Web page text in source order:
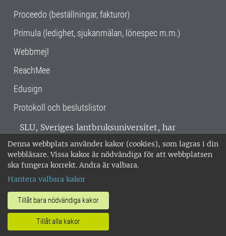
Denna webbplats använder kakor (cookies), som lagras i din
webbläsare. Vissa kakor är nödvändiga för att webbplatsen
ska fungera korrekt. Andra är valbara.
Hantera valbara kakor
Tillåt bara nödvändiga kakor
Tillåt alla kakor
Proceedo (beställningar, fakturor)
Primula (ledighet, sjukanmälan, lönespec m.m.)
Webbmejl
ReachMee
Edusign
Protokoll och beslutslistor
SLU, Sveriges lantbruksuniversitet, har
verksamhet över hela Sverige. Huvudorter är
Alnarp, Uppsala och Umeå.SLU är
miljöcertifierat enligt ISO 14001. •
018-67 10 00 • Org nr: 202100-2817 •
Om SLU:s webbplatser
•Hantera kakor•Behandling av
personuppgifter